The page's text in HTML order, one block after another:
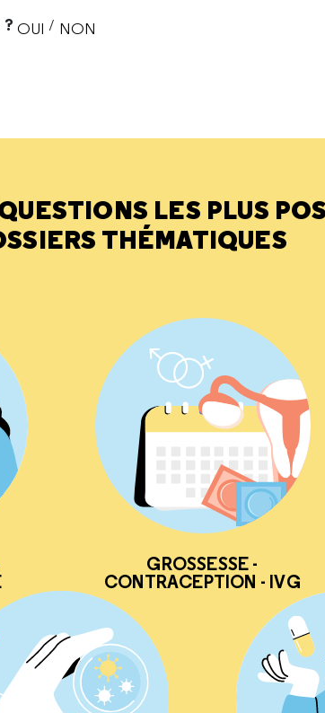
OUI / NON
LES PLUS
THÉMATIQUES
GROSSESSE -
CONTRACEPTION - IVG